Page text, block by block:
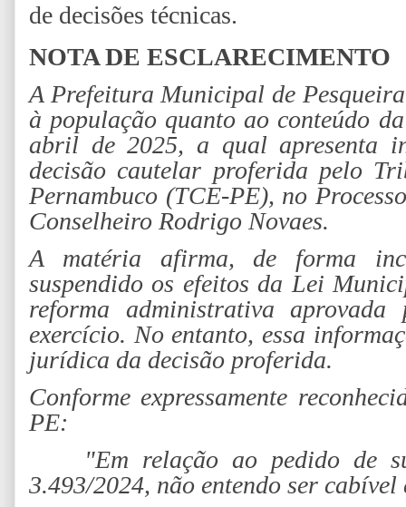
de decisões técnicas.
NOTA DE ESCLARECIMENTO
A Prefeitura Municipal de
à população quanto ao conteúdo
abril de 2025, a qual apresenta
decisão cautelar proferida pelo
Pernambuco (TCE-PE), no
Conselheiro Rodrigo Novaes.
A matéria afirma, de forma
suspendido os efeitos da Lei
reforma administrativa
exercício. No entanto, essa
jurídica da decisão proferida.
Conforme expressamente
PE:
"Em relação ao pedido de
3.493/2024, não entendo ser